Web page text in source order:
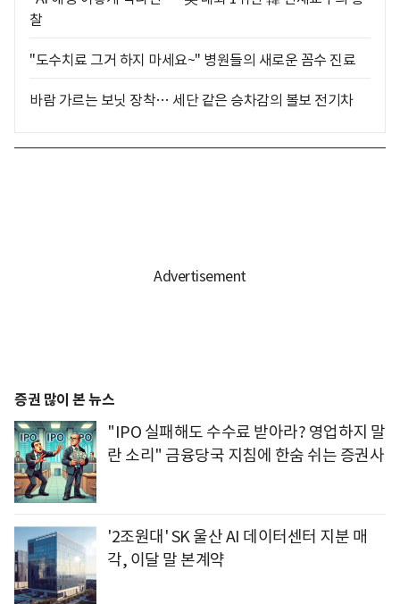
찰
"도수치료 그거 하지 마세요~" 병원들의 새로운 꼼수 진료
바람 가르는 보닛 장착… 세단 같은 승차감의 볼보 전기차
증권 많이 본 뉴스
"IPO 실패해도 수수료 받아라? 영업하지 말
란 소리" 금융당국 지침에 한숨 쉬는 증권사
'2조원대' SK 울산 AI 데이터센터 지분 매
각, 이달 말 본계약